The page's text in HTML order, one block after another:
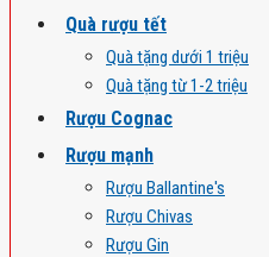
Quà rượu tết
Quà tặng dưới 1 triệu
Quà tặng từ 1-2 triệu
Rượu Cognac
Rượu mạnh
Rượu Ballantine's
Rượu Chivas
Rượu Gin